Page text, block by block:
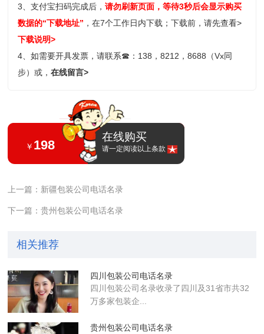
3、支付宝扫码完成后，请勿刷新页面，等待3秒后会显示购买
数据的“下载地址” ，在7个工作日内下载；下载前，请先查看>
下载说明>
4、如需要开具发票，请联系☎ ：138，8212，8688（Vx同
步）或，在线留言>
￥ 198
在线购买
请一定阅读以上条款
上一篇：新疆包装公司电话名录
下一篇：贵州包装公司电话名录
相关推荐
四川包装公司电话名录
四川包装公司名录收录了四川及31省市共32
万多家包装企...
贵州包装公司电话名录